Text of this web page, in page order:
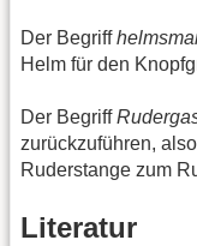
Der Begriff
Helm für den
Der Begriff
zurückzuführen,
Ruderstange zum
Literatur